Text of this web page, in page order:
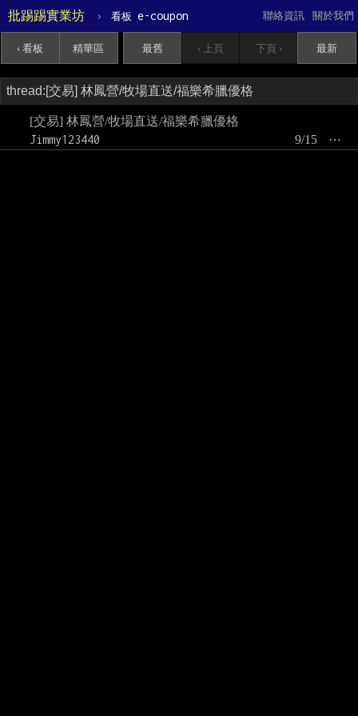
批踢踢實業坊 › 看板 e-coupon 關於我們
聯絡資訊
‹ 看板 精華區 最舊 ‹ 上頁 下頁 › 最新
[交易] 林鳳營/牧場直送/福樂希臘優格
Jimmy123440
⋯
9/15